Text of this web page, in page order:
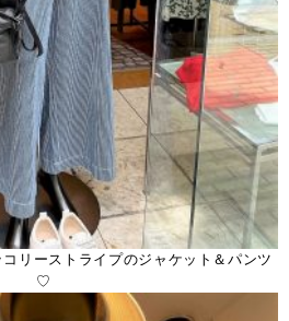
リーストライプのジャケット＆パンツ
♡